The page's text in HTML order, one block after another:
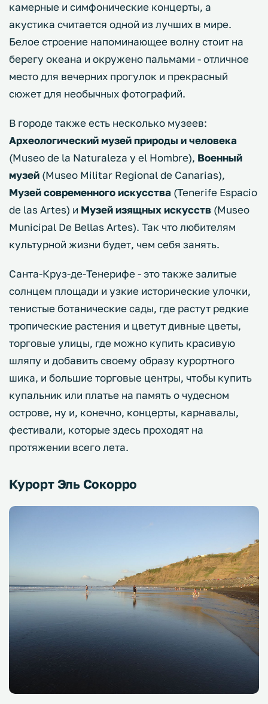
камерные и симфонические концерты, а
акустика считается одной из лучших в мире.
Белое строение напоминающее волну стоит на
берегу океана и окружено пальмами - отличное
место для вечерних прогулок и прекрасный
сюжет для необычных фотографий.
В городе также есть несколько музеев:
Археологический музей природы и человека
(Museo de la Naturaleza y el Hombre), Военный
музей (Museo Militar Regional de Canarias),
Музей современного искусства (Tenerife Espacio
de las Artes) и Музей изящных искусств (Museo
Municipal De Bellas Artes). Так что любителям
культурной жизни будет, чем себя занять.
Санта-Круз-де-Тенерифе - это также залитые
солнцем площади и узкие исторические улочки,
тенистые ботанические сады, где растут редкие
тропические растения и цветут дивные цветы,
торговые улицы, где можно купить красивую
шляпу и добавить своему образу курортного
шика, и большие торговые центры, чтобы купить
купальник или платье на память о чудесном
острове, ну и, конечно, концерты, карнавалы,
фестивали, которые здесь проходят на
протяжении всего лета.
Курорт Эль Сокорро